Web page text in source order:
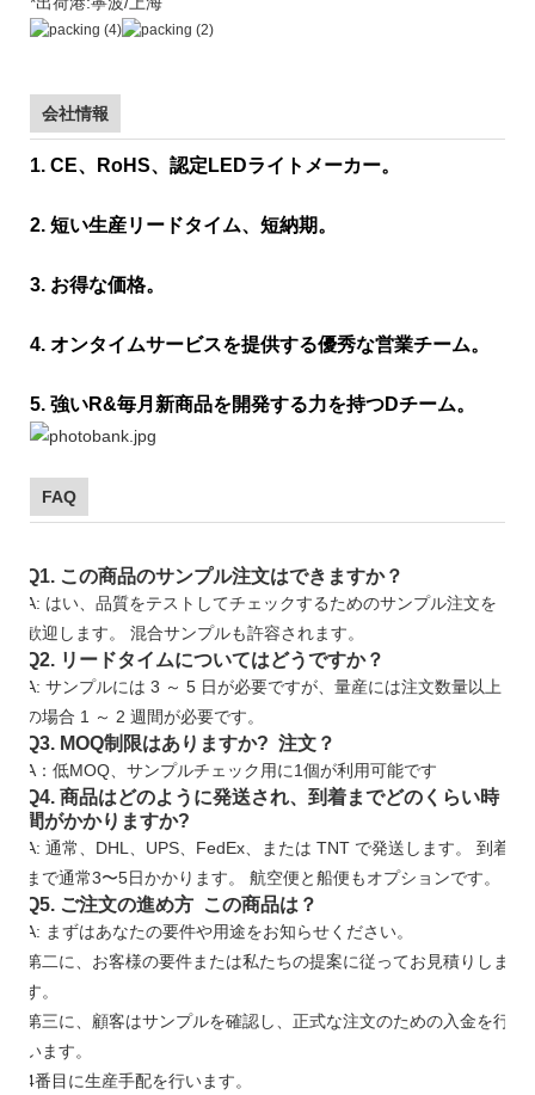
会社情報
1. CE、RoHS、認定LEDライトメーカー。
2. 短い生産リードタイム、短納期。
3. お得な価格。
4. オンタイムサービスを提供する優秀な営業チーム。
5. 強いR&毎月新商品を開発する力を持つDチーム。
FAQ
Q1. この商品のサンプル注文はできますか？
A: はい、品質をテストしてチェックするためのサンプル注文を
歓迎します。 混合サンプルも許容されます。
Q2. リードタイムについてはどうですか？
A: サンプルには 3 ～ 5 日が必要ですが、量産には注文数量以上
の場合 1 ～ 2 週間が必要です。
Q3. MOQ制限はありますか? 注文？
A：低MOQ、サンプルチェック用に1個が利用可能です
Q4. 商品はどのように発送され、到着までどのくらい時
間がかかりますか?
A: 通常、DHL、UPS、FedEx、または TNT で発送します。 到着
まで通常3〜5日かかります。 航空便と船便もオプションです。
Q5. ご注文の進め方 この商品は？
A: まずはあなたの要件や用途をお知らせください。
第二に、お客様の要件または私たちの提案に従ってお見積りしま
す。
第三に、顧客はサンプルを確認し、正式な注文のための入金を行
います。
4番目に生産手配を行います。